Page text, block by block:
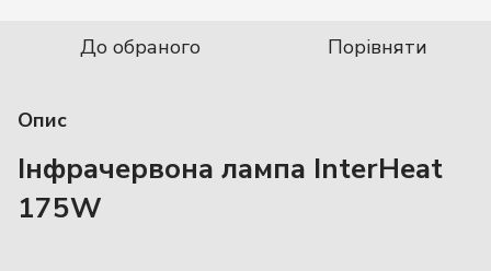
До обраного Порівняти
Опис
Інфрачервона лампа InterHeat
175W